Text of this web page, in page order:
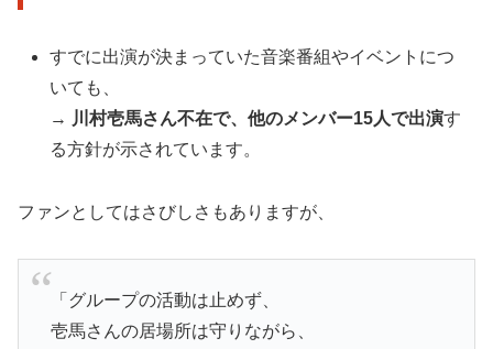
すでに出演が決まっていた音楽番組やイベントにつ
いても、
→ 川村壱馬さん不在で、他のメンバー15人で出演す
る方針が示されています。
ファンとしてはさびしさもありますが、
「グループの活動は止めず、
壱馬さんの居場所は守りながら、